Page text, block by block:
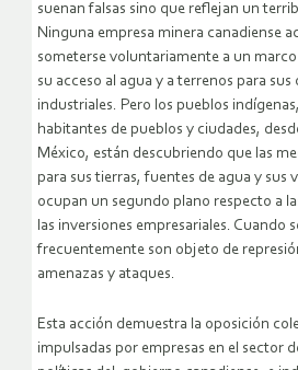
suenan falsas sino que reflejan un
Ninguna empresa minera canadiense
someterse voluntariamente a un
su acceso al agua y a terrenos para sus
industriales. Pero los pueblos
habitantes de pueblos y ciudades,
México, están descubriendo que las
para sus tierras, fuentes de agua y sus
ocupan un segundo plano respecto a
las inversiones empresariales. Cuando
frecuentemente son objeto de
amenazas y ataques.
Esta acción demuestra la oposición
impulsadas por empresas en el sector